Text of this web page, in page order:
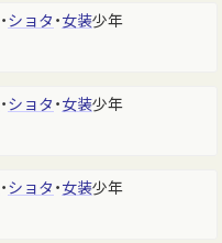
・ショタ ・女装少年
・ショタ ・女装少年
・ショタ ・女装少年